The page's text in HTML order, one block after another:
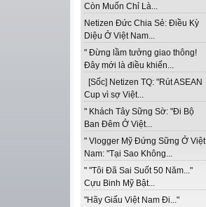
Còn Muốn Chỉ Là...
Netizen Đức Chia Sẻ: Điều Kỳ
Diệu Ở Việt Nam...
" Đừng lầm tưởng giao thông!
Đây mới là điều khiến...
[Sốc] Netizen TQ: "Rút ASEAN
Cup vì sợ Việt...
" Khách Tây Sững Sờ: "Đi Bộ
Ban Đêm Ở Việt...
" Vlogger Mỹ Đứng Sững Ở Việt
Nam: "Tại Sao Không...
" "Tôi Đã Sai Suốt 50 Năm..."
Cựu Binh Mỹ Bật...
"Hãy Giấu Việt Nam Đi..."